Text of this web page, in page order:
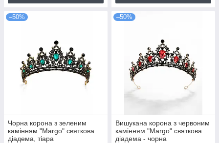
–50%
Чорна корона з зеленим
камінням "Margo" святкова
діадема, тіара
–50%
Вишукана корона з червоним
камінням "Margo" святкова
діадема - чорна